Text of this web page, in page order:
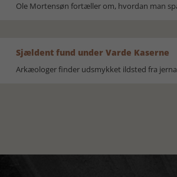
Ole Mortensøn fortæller om, hvordan man
Sjældent fund under Varde Kaserne
Arkæologer finder udsmykket ildsted fra